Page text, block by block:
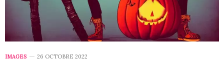
IMAGES 26 OCTOBRE 2022